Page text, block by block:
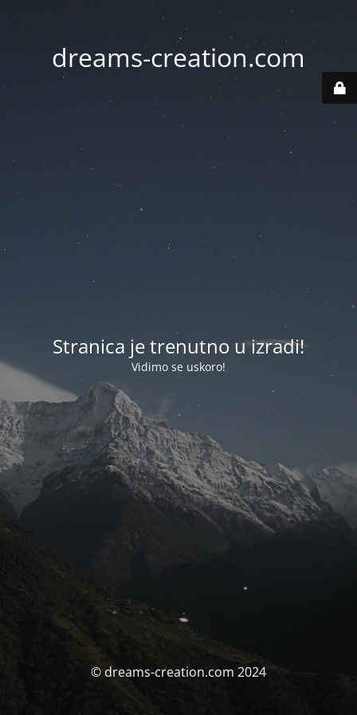
dreams-creation.com
Stranica je trenutno u izradi!
Vidimo se uskoro!
© dreams-creation.com 2024